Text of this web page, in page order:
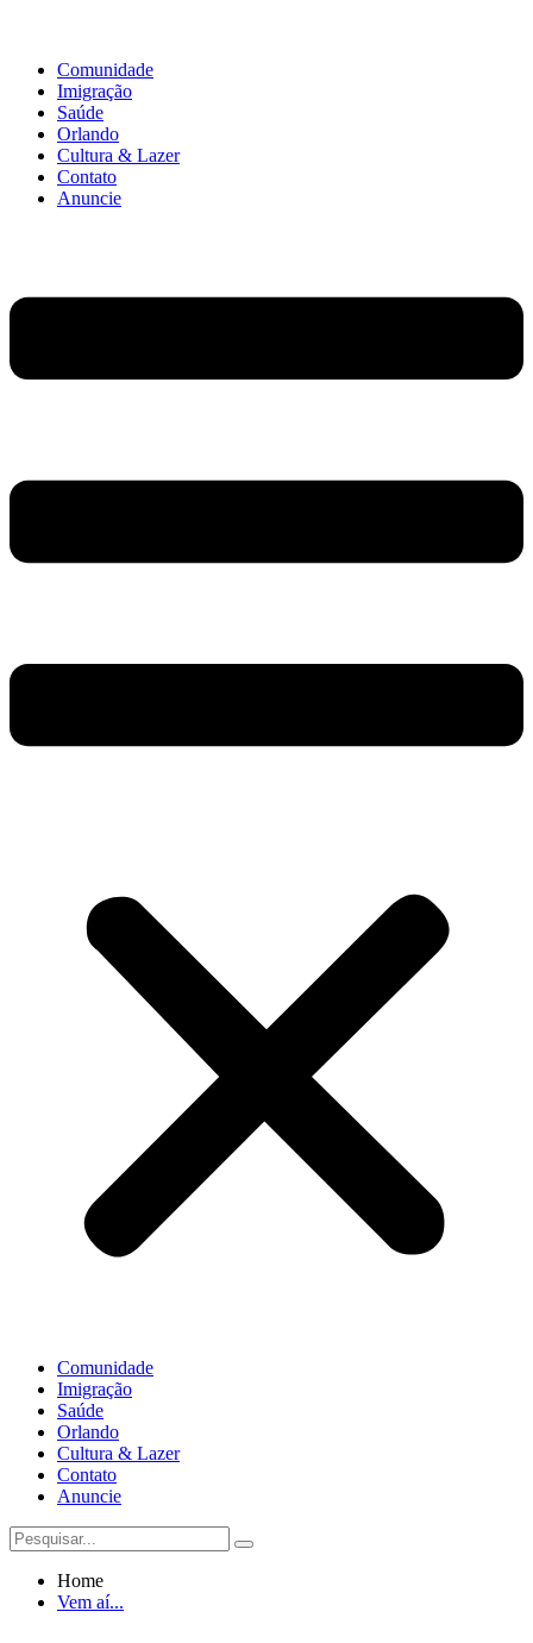
Comunidade
Imigração
Saúde
Orlando
Cultura & Lazer
Contato
Anuncie
Comunidade
Imigração
Saúde
Orlando
Cultura & Lazer
Contato
Anuncie
Home
Vem aí...